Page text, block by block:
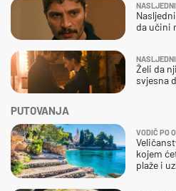
da učini
Želi da
svjesna
PUTOVANJA
VODIČ PO
kojem
plaže i